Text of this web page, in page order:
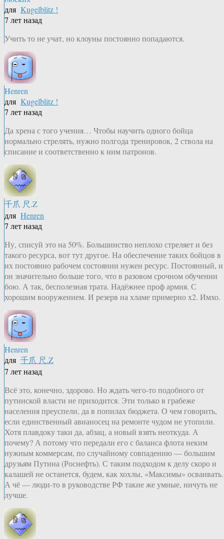
для Kugelblitz !
7 лет назад
Учить то не учат, но клоуны постоянно попадаются.
Henren
для Kugelblitz !
7 лет назад
Да хрена с того учения… Чтобы научить одного бойца
нормально стрелять, нужно полгода тренировок, 2 ствола на
списание и соответственно к ним патронов.
千爪 尺.Z
для Henren
7 лет назад
Ну, списуй это на 50%. Большинство неплохо стреляет и без
такого ресурса, вот тут другое. На обеспечение таких бойцов в
их постоянно рабочем состоянии нужен ресурс. Постоянный, и
он значительно больше того, что в разовом срочном обучении
бою. А так, бесполезная трата. Надёжнее проф армия. С
хорошим вооружением. И резерв на хламе примерно х2. Имхо.
Henren
для 千爪 尺.Z
7 лет назад
Всё это, конечно, здорово. Но ждать чего-то подобного от
путинской власти не приходится. Эти только в грабеже
населения преуспели, да в попилах бюджета. О чем говорить,
если единственный авианосец на ремонте чудом не утопили.
Хотя плавдоку таки да, абзац, а новый взять неоткуда. А
почему? А потому что передали его с баланса флота неким
нужным коммерсам, по случайному совпадению — большим
друзьям Путина (Роснефть). С таким подходом к делу скоро и
калашей не останется, будем, как хохлы, «Максимы» осваивать.
А чё — люди-то в руководстве РФ такие же умные, ничуть не
лучше.